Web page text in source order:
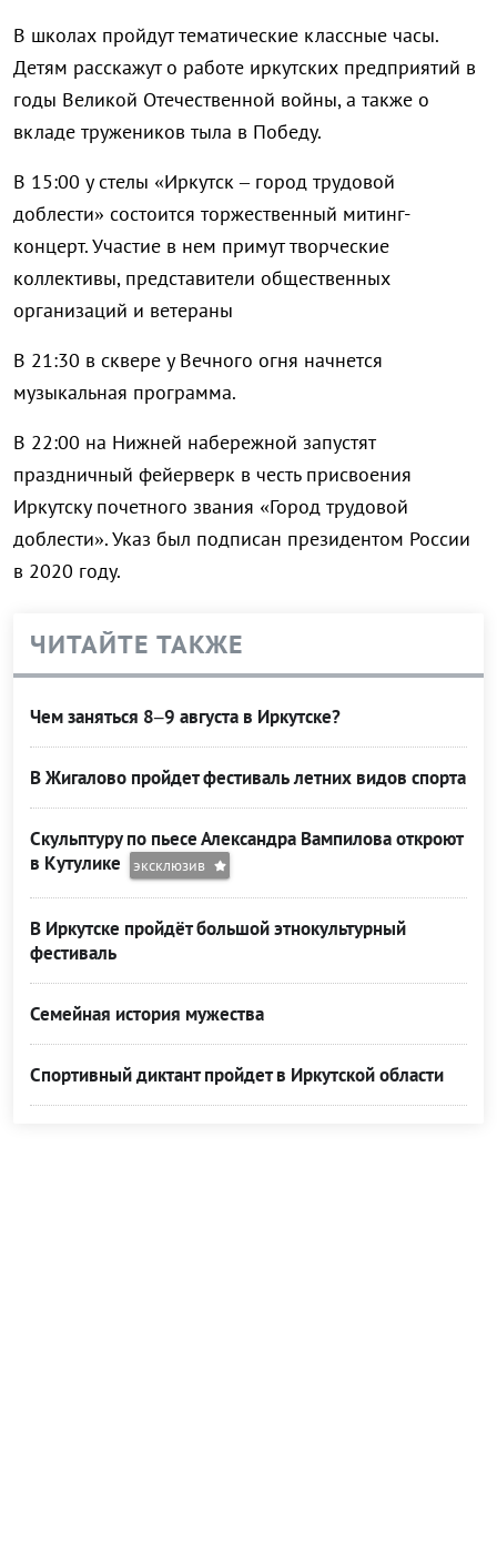
В школах пройдут тематические классные часы.
Детям расскажут о работе иркутских предприятий в
годы Великой Отечественной войны, а также о
вкладе тружеников тыла в Победу.
В 15:00 у стелы «Иркутск – город трудовой
доблести» состоится торжественный митинг-
концерт. Участие в нем примут творческие
коллективы, представители общественных
организаций и ветераны
В 21:30 в сквере у Вечного огня начнется
музыкальная программа.
В 22:00 на Нижней набережной запустят
праздничный фейерверк в честь присвоения
Иркутску почетного звания «Город трудовой
доблести». Указ был подписан президентом России
в 2020 году.
ЧИТАЙТЕ ТАКЖЕ
Чем заняться 8–9 августа в Иркутске?
В Жигалово пройдет фестиваль летних видов спорта
Скульптуру по пьесе Александра Вампилова откроют
в Кутулике
эксклюзив
В Иркутске пройдёт большой этнокультурный
фестиваль
Семейная история мужества
Спортивный диктант пройдет в Иркутской области